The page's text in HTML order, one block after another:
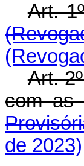
Art.
Art.
com
de 2023)